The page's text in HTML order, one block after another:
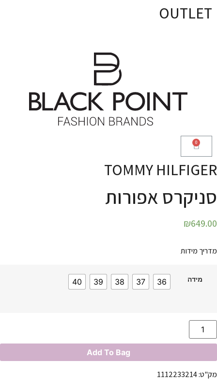
OUTLET
TOMMY HILFIGER
סניקרס אפורות
₪649.00
מדריך מידות
מידה 36
37
38
39
40
Add To Bag
מק"ט: 1112233214